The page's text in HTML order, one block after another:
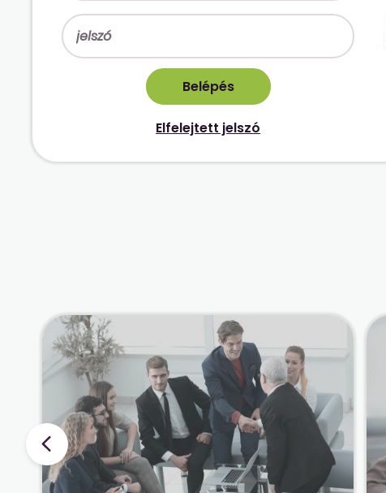
Elfelejtett jelszó